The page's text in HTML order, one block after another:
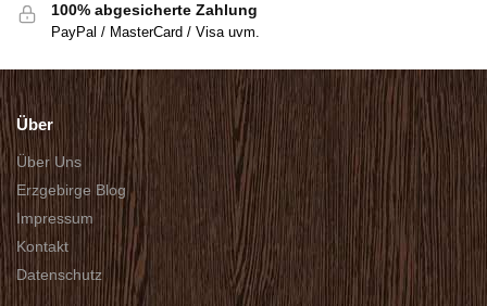
100% abgesicherte Zahlung
PayPal / MasterCard / Visa uvm.
Über
Über Uns
Erzgebirge Blog
Impressum
Kontakt
Datenschutz